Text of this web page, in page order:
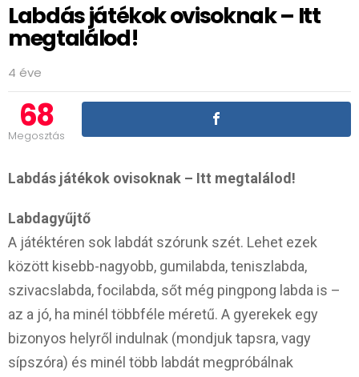
Labdás játékok ovisoknak – Itt
megtalálod!
4 éve
68
Megosztás
Labdás játékok ovisoknak – Itt megtalálod!
Labdagyűjtő
A játéktéren sok labdát szórunk szét. Lehet ezek
között kisebb-nagyobb, gumilabda, teniszlabda,
szivacslabda, focilabda, sőt még pingpong labda is –
az a jó, ha minél többféle méretű. A gyerekek egy
bizonyos helyről indulnak (mondjuk tapsra, vagy
sípszóra) és minél több labdát megpróbálnak